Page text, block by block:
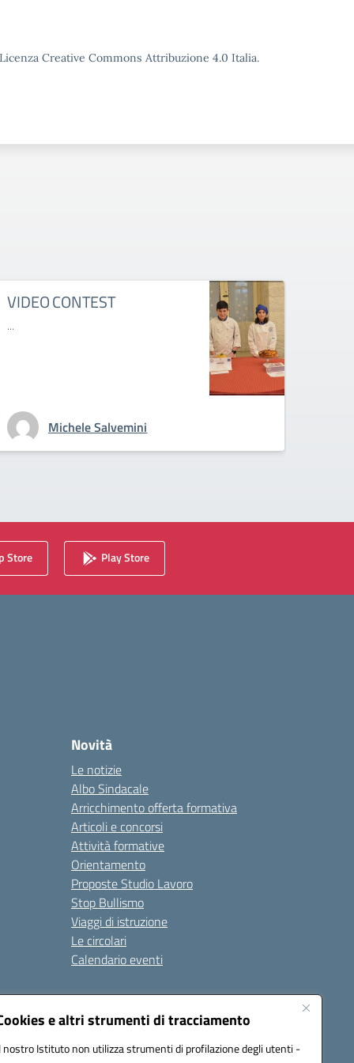
e altri strumenti di tracciamento
nostro Istituto non utilizza strumenti di profilazione degli utenti -
Creative Commons Attribuzione 4.0 Italia.
VIDEO CONTEST
...
Michele Salvemini
Store Play Store
Novità
Le notizie
Albo Sindacale
Arricchimento offerta formativa
Articoli e concorsi
Attività formative
Orientamento
Proposte Studio Lavoro
Stop Bullismo
Viaggi di istruzione
Le circolari
Calendario eventi
Seguici su: